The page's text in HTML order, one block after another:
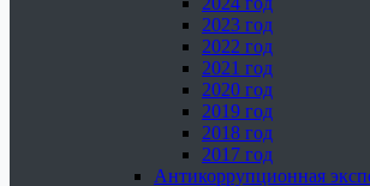
2023 год
2022 год
2021 год
2020 год
2019 год
2018 год
2017 год
Антикоррупционная